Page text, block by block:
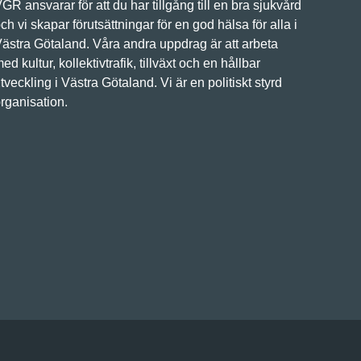
ansvarar för att du har tillgång till en bra sjukvård
vi skapar förutsättningar för en god hälsa för alla i
Götaland. Våra andra uppdrag är att arbeta
kultur, kollektivtrafik, tillväxt och en hållbar
i Västra Götaland. Vi är en politiskt styrd